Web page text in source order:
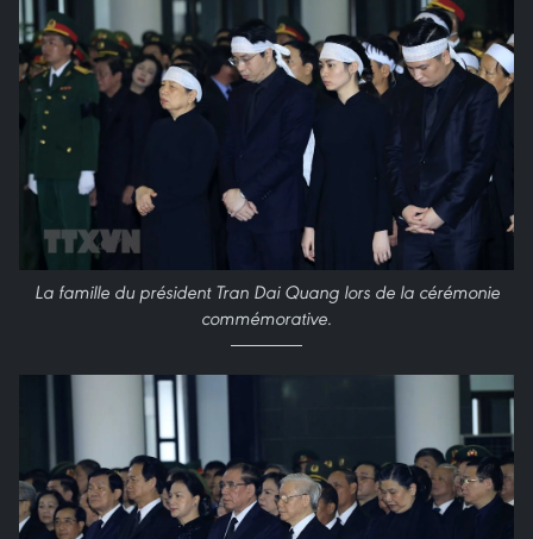
La famille du président Tran Dai Quang lors de la cérémonie
commémorative.